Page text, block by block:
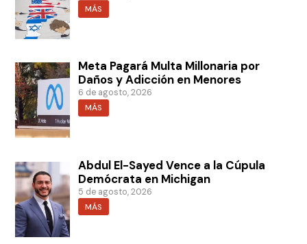
MÁS
Meta Pagará Multa Millonaria por
Daños y Adicción en Menores
6 de agosto, 2026
MÁS
Abdul El-Sayed Vence a la Cúpula
Demócrata en Michigan
5 de agosto, 2026
MÁS